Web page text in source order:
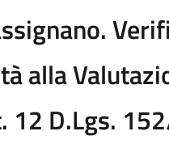
alla
12 D.Lgs.